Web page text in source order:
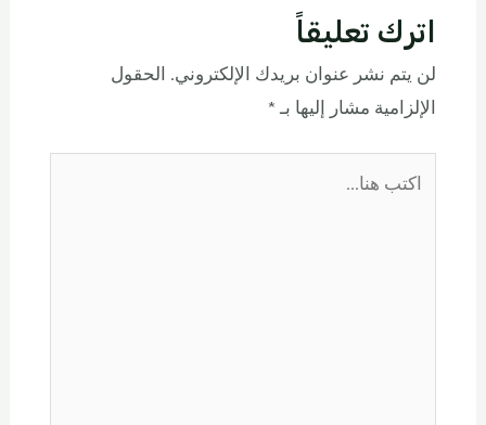
اترك تعليقاً
لن يتم نشر عنوان بريدك الإلكتروني. الحقول
الإلزامية مشار إليها بـ *